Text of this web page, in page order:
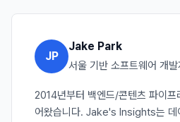
JP
Jake Park
서울 기반 소프트웨어 개발
2014년부터 백엔드/콘텐츠 파이프
어왔습니다. Jake's Insights는 데